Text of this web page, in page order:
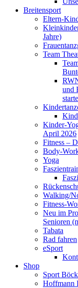
Breitensport
Eltern-
Jahre)
Team
und
Kinder-
April 2026
Fitness –
Body-
Yoga
Walking/
Fitness-
Neu im
Senioren
Tabata
Rad fahren
eSport
Shop
Sport
Hoffmann